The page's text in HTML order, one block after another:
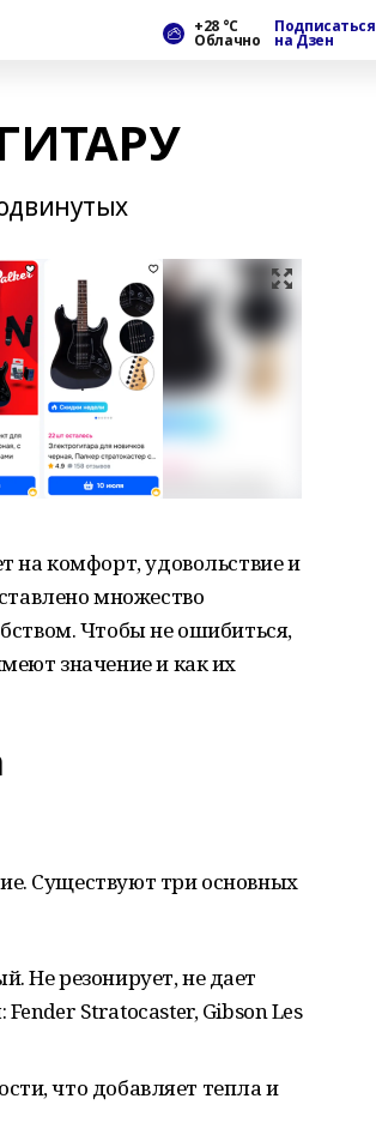
+28 °С
Облачно
Подписаться
на Дзен
на комфорт, удовольствие и
множество
Чтобы не ошибиться,
значение и как их
Существуют три основных
Не резонирует, не дает
Stratocaster, Gibson Les
что добавляет тепла и